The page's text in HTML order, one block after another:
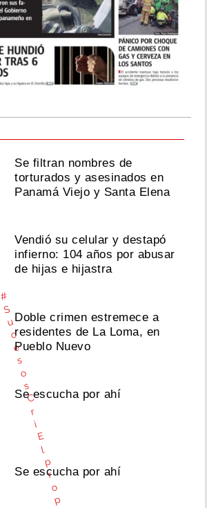
#
S
u
c
e
s
o
s
C
r
i
E
l
p
r
o
p
Se filtran nombres de
torturados y asesinados en
Panamá Viejo y Santa Elena
Vendió su celular y destapó
infierno: 104 años por abusar
de hijas e hijastra
Doble crimen estremece a
residentes de La Loma, en
Pueblo Nuevo
Se escucha por ahí
Se escucha por ahí